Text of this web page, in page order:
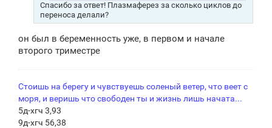
Спасибо за ответ! Плазмаферез за сколько циклов до
переноса делали?
он был в беременность уже, в первом и начале
второго триместре
Стоишь на берегу и чувствуешь соленый ветер, что веет с
моря, и веришь что свободен ты и жизнь лишь начата...
5д-хгч 3,93
9д-хгч 56,38